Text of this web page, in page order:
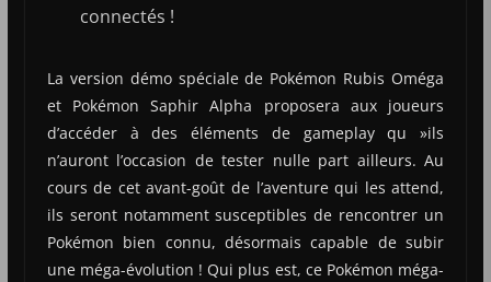
connectés !
La version démo spéciale de Pokémon Rubis Oméga
et Pokémon Saphir Alpha proposera aux joueurs
d’accéder à des éléments de gameplay qu »ils
n’auront l’occasion de tester nulle part ailleurs. Au
cours de cet avant-goût de l’aventure qui les attend,
ils seront notamment susceptibles de rencontrer un
Pokémon bien connu, désormais capable de subir
une méga-évolution ! Qui plus est, ce Pokémon méga-